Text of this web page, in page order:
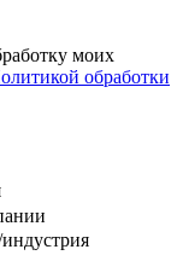
моих
обработки